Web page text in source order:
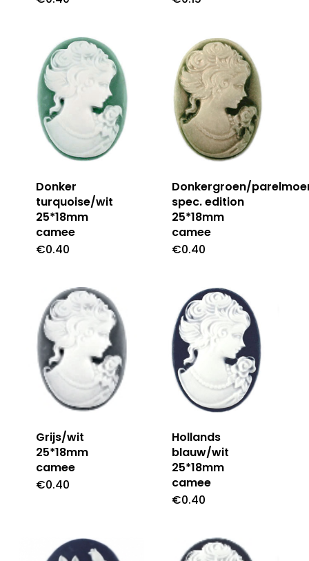
Donker
turquoise/wit
25*18mm
camee
€0.40
Donkergroen/
spec. edition
25*18mm
camee
€0.40
Grijs/wit
25*18mm
camee
€0.40
Hollands
blauw/wit
25*18mm
camee
€0.40